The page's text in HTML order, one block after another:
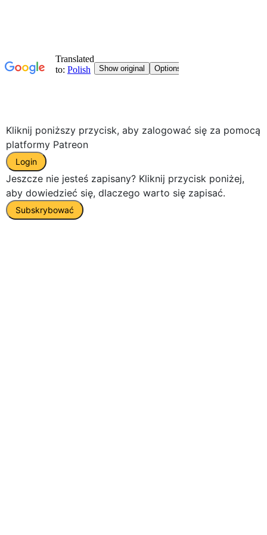
Kliknij poniższy przycisk, aby zalogować się za pomocą
platformy Patreon
Login
Jeszcze nie jesteś zapisany? Kliknij przycisk poniżej,
aby dowiedzieć się, dlaczego warto się zapisać.
Subskrybować